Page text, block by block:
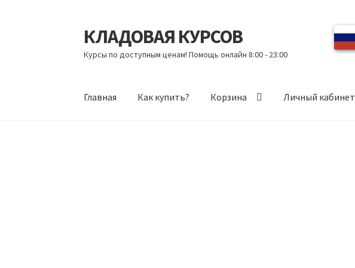
Перейти
к
навигации
Перейти
к
содержимому
КЛАДОВАЯ КУРСОВ
Курсы по доступным ценам! Помощь онлайн 8:00 - 23:00
Главная Как купить? Корзина Личный кабинет